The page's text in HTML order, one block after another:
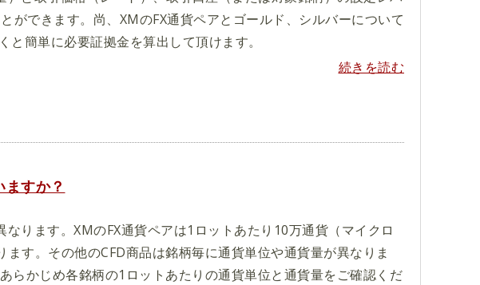
ができます。尚、XMのFX通貨ペアとゴールド、シルバーについて
簡単に必要証拠金を算出して頂けます。
続きを読む
すか？
ります。XMのFX通貨ペアは1ロットあたり10万通貨（マイクロ
す。その他のCFD商品は銘柄毎に通貨単位や通貨量が異なりま
らかじめ各銘柄の1ロットあたりの通貨単位と通貨量をご確認くだ